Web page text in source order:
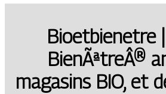
Bioet­bie­net­re
BienÃªtreÂ®
magasins BIO, et